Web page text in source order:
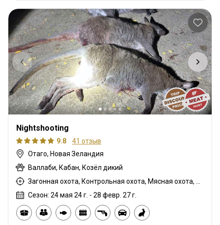
Nightshooting
9.8
41 отзыв
Отаго, Новая Зеландия
Валлаби, Кабан, Козёл дикий
Загонная охота, Контрольная охота, Мясная охота, Охота с карабином, Охота с дробовиком, Охота с подхода, Охота с собаками
Сезон: 24 мая 24 г. - 28 февр. 27 г.